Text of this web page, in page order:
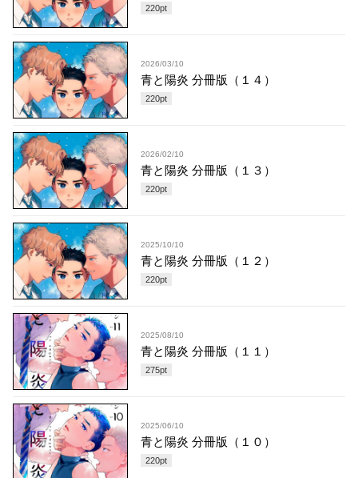
220pt
2026/03/10
青と陽炎 分冊版（１４）
220pt
2026/02/10
青と陽炎 分冊版（１３）
220pt
2025/10/10
青と陽炎 分冊版（１２）
220pt
2025/08/10
青と陽炎 分冊版（１１）
275pt
2025/06/10
青と陽炎 分冊版（１０）
220pt